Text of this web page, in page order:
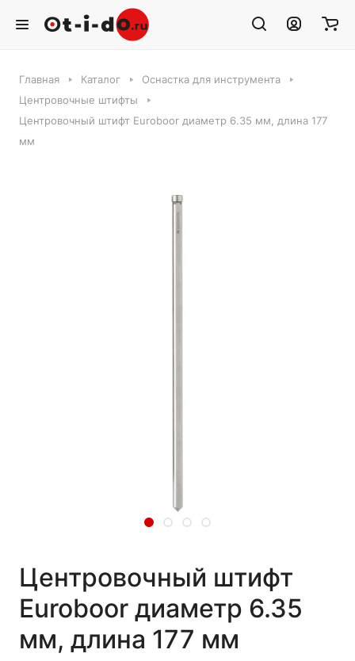
Главная Каталог
Оснастка для инструмента
Центровочные штифты
Центровочный штифт Euroboor диаметр 6.35 мм, длина 177
мм
Центровочный штифт
Euroboor диаметр 6.35
мм, длина 177 мм